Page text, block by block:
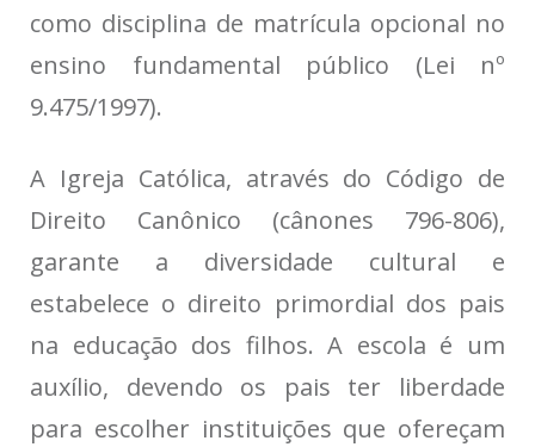
como disciplina de matrícula opcional no
ensino fundamental público (Lei nº
9.475/1997).
A Igreja Católica, através do Código de
Direito Canônico (cânones 796-806),
garante a diversidade cultural e
estabelece o direito primordial dos pais
na educação dos filhos. A escola é um
auxílio, devendo os pais ter liberdade
para escolher instituições que ofereçam